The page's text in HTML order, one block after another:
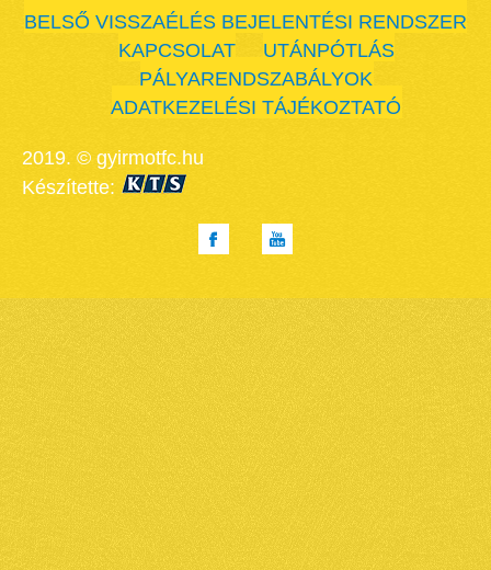
BELSŐ VISSZAÉLÉS BEJELENTÉSI RENDSZER
KAPCSOLAT
UTÁNPÓTLÁS
PÁLYARENDSZABÁLYOK
ADATKEZELÉSI TÁJÉKOZTATÓ
2019. © gyirmotfc.hu
Készítette: